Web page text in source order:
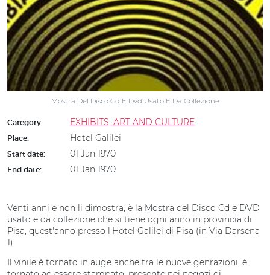
Mostra Del Disco Cd E Dvd Usato E Da Collezione
Category: EXHIBITS, ART AND CULTURE
Place: Hotel Galilei
Start date: 01 Jan 1970
End date: 01 Jan 1970
Venti anni e non li dimostra, è la Mostra del Disco Cd e DVD
usato e da collezione che si tiene ogni anno in provincia di
Pisa, quest'anno presso l'Hotel Galilei di Pisa (in Via Darsena
1).
Il vinile è tornato in auge anche tra le nuove genrazioni, è